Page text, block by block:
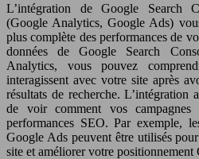
L’intégration de Google Search
(Google Analytics, Google Ads)
plus complète des performances de
données de Google Search
Analytics, vous pouvez
interagissent avec votre site après
résultats de recherche. L’intégration
de voir comment vos campagnes
performances SEO. Par exemple,
Google Ads peuvent être utilisés
site et améliorer votre positionnement